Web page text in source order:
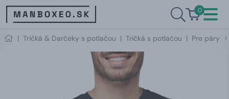
0
| Tričká & Darčeky s potlačou | Tričká s potlačou | Pre páry